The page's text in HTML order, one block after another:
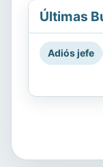
Últimas
Adiós jefe